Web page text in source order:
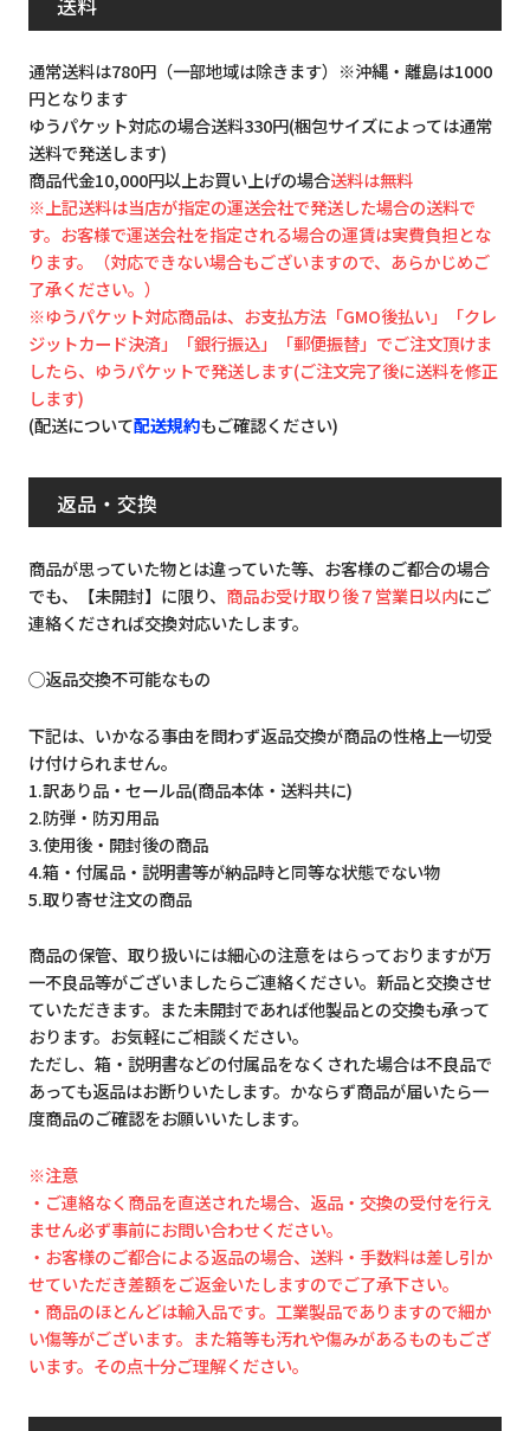
送料
通常送料は780円（一部地域は除きます）※沖縄・離島は1000
円となります
ゆうパケット対応の場合送料330円(梱包サイズによっては通常
送料で発送します)
商品代金10,000円以上お買い上げの場合送料は無料
※上記送料は当店が指定の運送会社で発送した場合の送料で
す。お客様で運送会社を指定される場合の運賃は実費負担とな
ります。（対応できない場合もございますので、あらかじめご
了承ください。）
※ゆうパケット対応商品は、お支払方法「GMO後払い」「クレ
ジットカード決済」「銀行振込」「郵便振替」でご注文頂けま
したら、ゆうパケットで発送します(ご注文完了後に送料を修正
します)
(配送について配送規約もご確認ください)
返品・交換
商品が思っていた物とは違っていた等、お客様のご都合の場合
でも、【未開封】に限り、 商品お受け取り後７営業日以内にご
連絡くだされば交換対応いたします。
◯返品交換不可能なもの
下記は、いかなる事由を問わず返品交換が商品の性格上一切受
け付けられません。
1.訳あり品・セール品(商品本体・送料共に)
2.防弾・防刃用品
3.使用後・開封後の商品
4.箱・付属品・説明書等が納品時と同等な状態でない物
5.取り寄せ注文の商品
商品の保管、取り扱いには細心の注意をはらっておりますが万
一不良品等がございましたらご連絡ください。新品と交換させ
ていただきます。また未開封であれば他製品との交換も承って
おります。お気軽にご相談ください。
ただし、箱・説明書などの付属品をなくされた場合は不良品で
あっても返品はお断りいたします。かならず商品が届いたら一
度商品のご確認をお願いいたします。
※注意
・ご連絡なく商品を直送された場合、返品・交換の受付を行え
ません必ず事前にお問い合わせください。
・お客様のご都合による返品の場合、送料・手数料は差し引か
せていただき差額をご返金いたしますのでご了承下さい。
・商品のほとんどは輸入品です。工業製品でありますので細か
い傷等がございます。また箱等も汚れや傷みがあるものもござ
います。その点十分ご理解ください。